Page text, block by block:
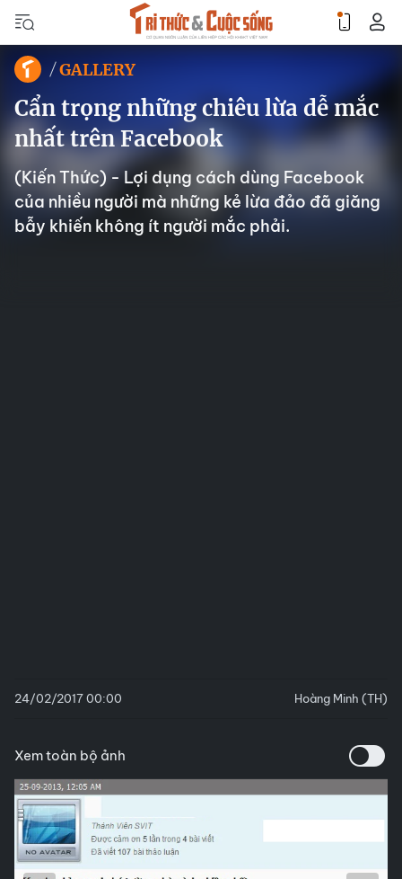
GALLERY
Cẩn trọng những chiêu lừa dễ mắc
nhất trên Facebook
(Kiến Thức) - Lợi dụng cách dùng Facebook
của nhiều người mà những kẻ lừa đảo đã giăng
bẫy khiến không ít người mắc phải.
24/02/2017 00:00 Hoàng Minh (TH)
Xem toàn bộ ảnh